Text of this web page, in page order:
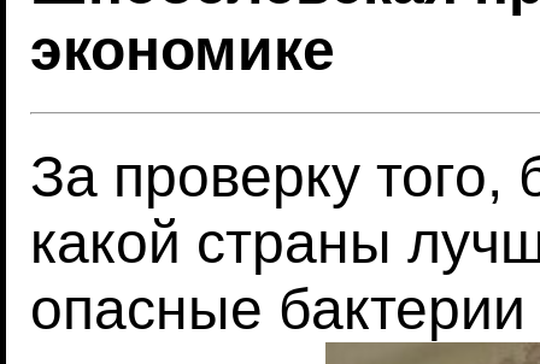
экономике
За проверку
какой страны
опасные бактерии